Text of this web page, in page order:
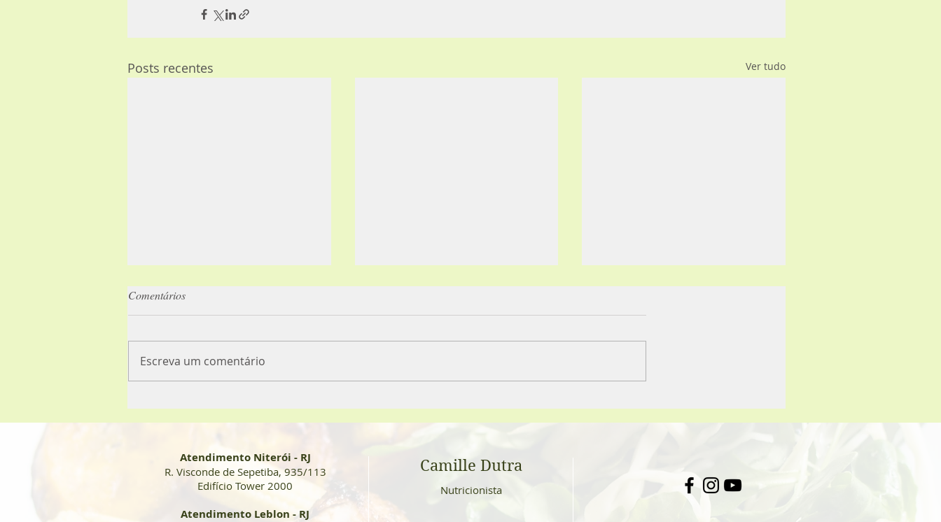
Posts recentes Ver tudo
Caloria X Volume
fermentação natural
Comentários
Escreva um comentário
Atendimento Niterói - RJ
R. Visconde de Sepetiba, 935/113
Edifício Tower 2000
Atendimento Leblon - RJ
Camille Dutra
Nutricionista